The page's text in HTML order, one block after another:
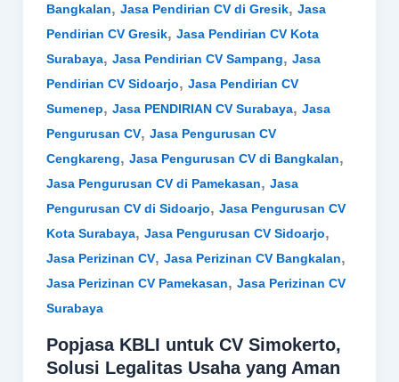
Bangkalan, Jasa Pendirian CV di Gresik, Jasa
Pendirian CV Gresik, Jasa Pendirian CV Kota
Surabaya, Jasa Pendirian CV Sampang, Jasa
Pendirian CV Sidoarjo, Jasa Pendirian CV
Sumenep, Jasa PENDIRIAN CV Surabaya, Jasa
Pengurusan CV, Jasa Pengurusan CV
Cengkareng, Jasa Pengurusan CV di Bangkalan,
Jasa Pengurusan CV di Pamekasan, Jasa
Pengurusan CV di Sidoarjo, Jasa Pengurusan CV
Kota Surabaya, Jasa Pengurusan CV Sidoarjo,
Jasa Perizinan CV, Jasa Perizinan CV Bangkalan,
Jasa Perizinan CV Pamekasan, Jasa Perizinan CV
Surabaya
Popjasa KBLI untuk CV Simokerto,
Solusi Legalitas Usaha yang Aman